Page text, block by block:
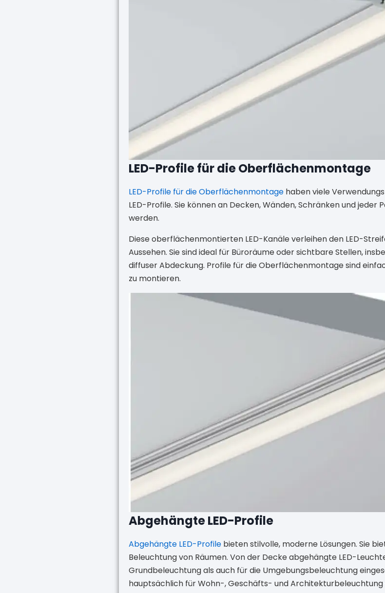
LED-Profile für die Oberflächenmontage
LED-Profile für die Oberflächenmontage haben viele
LED-Profile. Sie können an Decken, Wänden, Schränken und
werden.
Diese oberflächenmontierten LED-Kanäle verleihen den LED-
Aussehen. Sie sind ideal für Büroräume oder sichtbare Stellen,
diffuser Abdeckung. Profile für die Oberflächenmontage sind
zu montieren.
Abgehängte LED-Profile
Abgehängte LED-Profile bieten stilvolle, moderne Lösungen. Sie
Beleuchtung von Räumen. Von der Decke abgehängte LED-
Grundbeleuchtung als auch für die Umgebungsbeleuchtung
hauptsächlich für Wohn-, Geschäfts- und